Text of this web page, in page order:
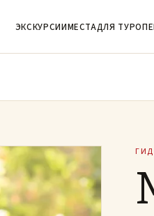
ЭКСКУРСИИМЕСТАДЛЯ